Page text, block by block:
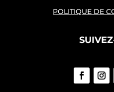
POLITIQUE DE